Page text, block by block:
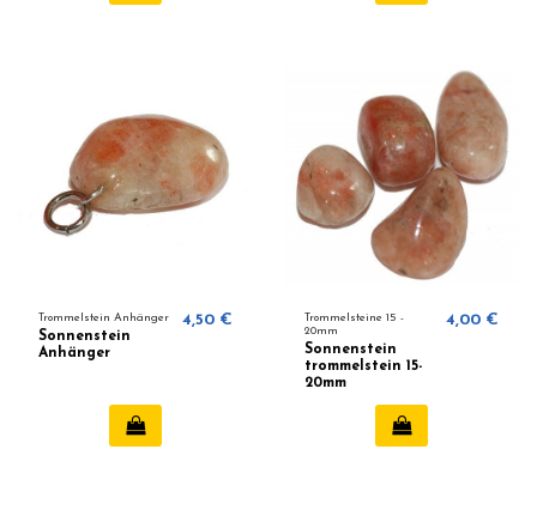
Trommelstein Anhänger
Sonnenstein
Anhänger
4,50 €
Trommelsteine ​​15 -
20mm
Sonnenstein
trommelstein 15-
20mm
4,00 €